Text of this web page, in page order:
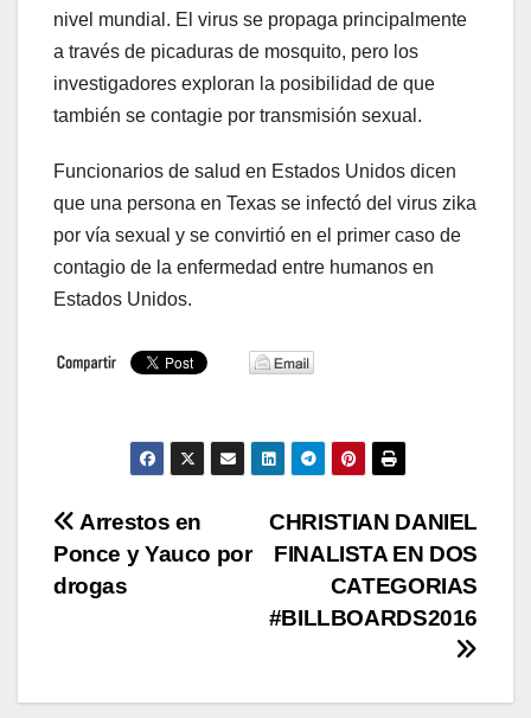
nivel mundial. El virus se propaga principalmente
a través de picaduras de mosquito, pero los
investigadores exploran la posibilidad de que
también se contagie por transmisión sexual.
Funcionarios de salud en Estados Unidos dicen
que una persona en Texas se infectó del virus zika
por vía sexual y se convirtió en el primer caso de
contagio de la enfermedad entre humanos en
Estados Unidos.
Navegación
de
CHRISTIAN DANIEL
FINALISTA EN DOS
CATEGORIAS
#BILLBOARDS2016
Arrestos en
Ponce y Yauco por
drogas